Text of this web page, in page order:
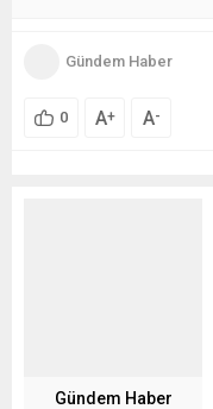
Gündem Haber
0 A+ A-
Gündem Haber